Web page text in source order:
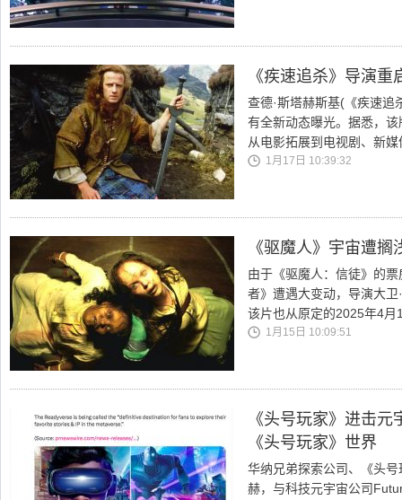
《疾速追杀》导演
查德·斯塔赫斯基(《疾速
有全新动态曝光。据悉，
从电影拓展到电视剧、新
1月17日 10:39:32
《驱魔人》宇宙遭搁
由于《驱魔人：信徒》的
者》遭遇大变动，导演大
该片也从原定的2025年4月
1月15日 10:09:51
《头号玩家》进击
《头号玩家》世界
华纳兄弟探索公司、《头
赫，与科技元宇宙公司